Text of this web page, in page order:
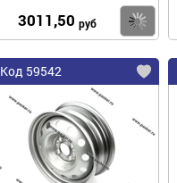
Купить
3011,50 руб
Код 59542